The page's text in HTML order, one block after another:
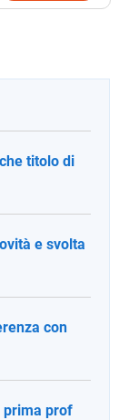
titolo di
e svolta
con
prima prof